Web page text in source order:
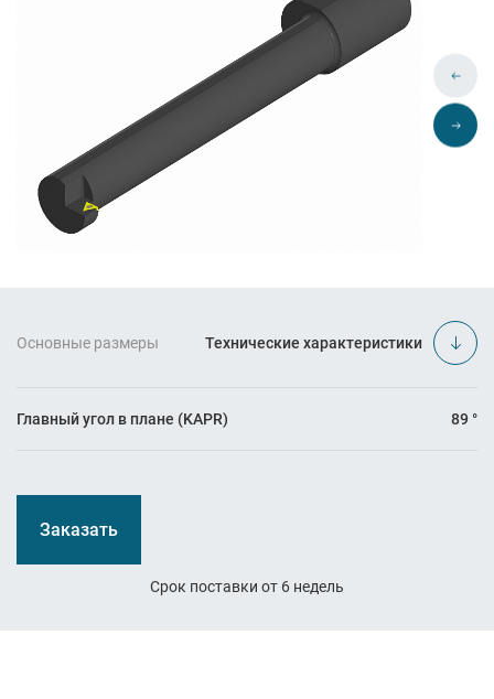
Основные размеры Технические характеристики
Главный угол в плане (KAPR) 89 °
Заказать
Срок поставки от 6 недель